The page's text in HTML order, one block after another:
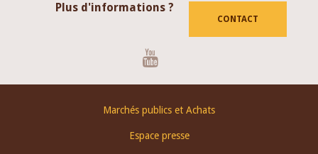
Plus d'informations ?
CONTACT
Marchés publics et Achats
Espace presse